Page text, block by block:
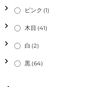
ピンク (1)
木目 (41)
白 (2)
黒 (64)